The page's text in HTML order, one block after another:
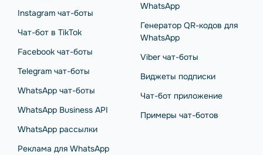
Instagram чат-боты
Чат-бот в TikTok
Facebook чат-боты
Telegram чат-боты
WhatsApp чат-боты
WhatsApp Business API
WhatsApp рассылки
Реклама для WhatsApp
WhatsApp
Генератор QR-кодов для
WhatsApp
Viber чат-боты
Виджеты подписки
Чат-бот приложение
Примеры чат-ботов